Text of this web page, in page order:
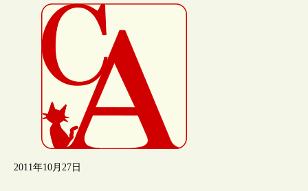
2011年10月27日